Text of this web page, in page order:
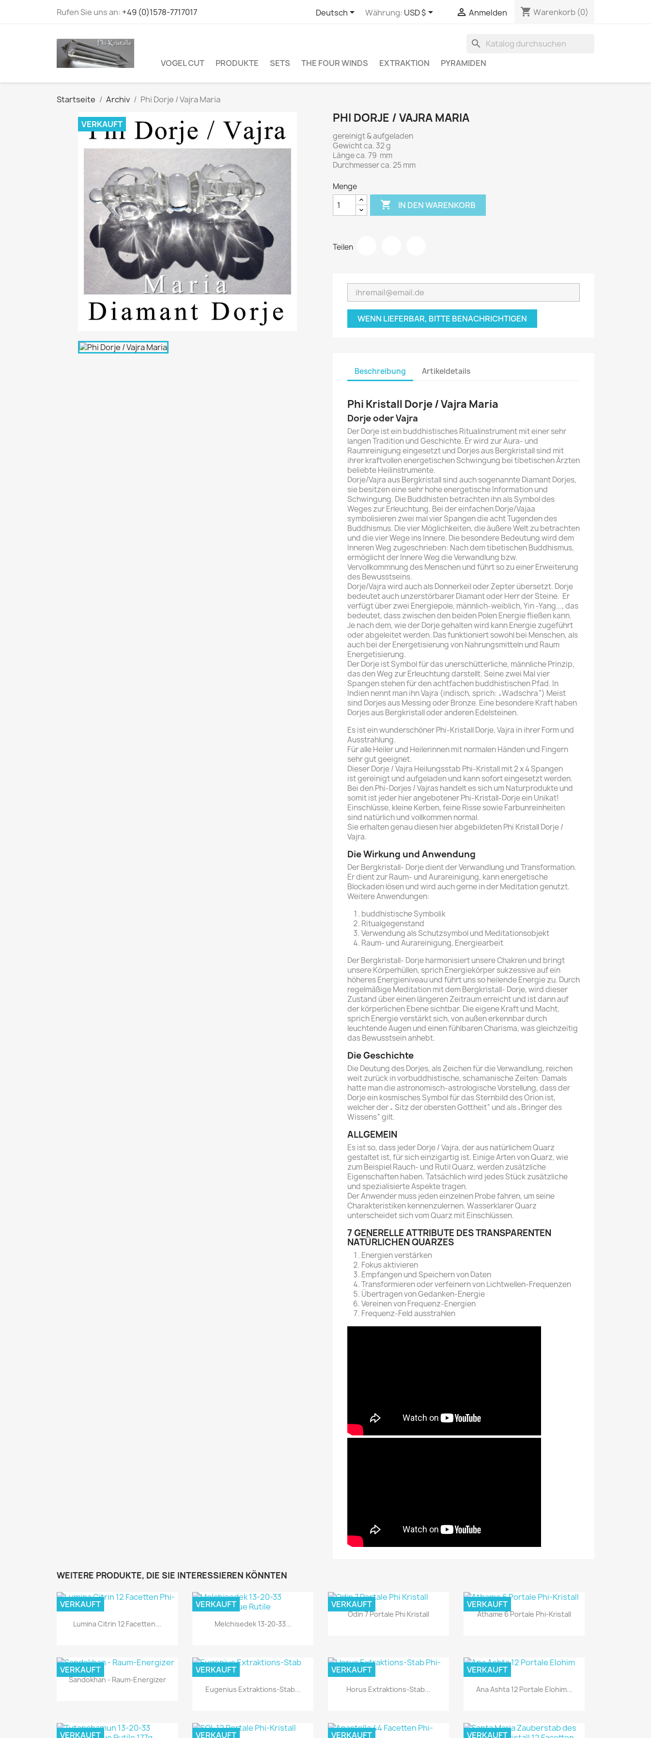
Rufen Sie uns an: +49 (0)1578-7717017 Deutsch Währung: USD $  Anmelden shopping_cart Warenkorb (0)
search
VOGEL CUT PRODUKTE SETS THE FOUR WINDS EXTRAKTION PYRAMIDEN
Startseite Archiv Phi Dorje / Vajra Maria
VERKAUFT PHI DORJE / VAJRA MARIA
gereinigt & aufgeladen
Gewicht ca. 32 g
Länge ca. 79 mm
Durchmesser ca. 25 mm
Menge
 IN DEN WARENKORB
Teilen
WENN LIEFERBAR, BITTE BENACHRICHTIGEN
Beschreibung Artikeldetails
Phi Kristall Dorje / Vajra Maria
Dorje oder Vajra
Der Dorje ist ein buddhistisches Ritualinstrument mit einer sehr
langen Tradition und Geschichte. Er wird zur Aura- und
Raumreinigung eingesetzt und Dorjes aus Bergkristall sind mit
ihrer kraftvollen energetischen Schwingung bei tibetischen Ärzten
beliebte Heilinstrumente.
Dorje/Vajra aus Bergkristall sind auch sogenannte Diamant Dorjes,
sie besitzen eine sehr hohe energetische Information und
Schwingung. Die Buddhisten betrachten ihn als Symbol des
Weges zur Erleuchtung. Bei der einfachen Dorje/Vajaa
symbolisieren zwei mal vier Spangen die acht Tugenden des
Buddhismus. Die vier Möglichkeiten, die äußere Welt zu betrachten
und die vier Wege ins Innere. Die besondere Bedeutung wird dem
Inneren Weg zugeschrieben: Nach dem tibetischen Buddhismus,
ermöglicht der Innere Weg die Verwandlung bzw.
Vervollkommnung des Menschen und führt so zu einer Erweiterung
des Bewusstseins.
Dorje/Vajra wird auch als Donnerkeil oder Zepter übersetzt. Dorje
bedeutet auch unzerstörbarer Diamant oder Herr der Steine. Er
verfügt über zwei Energiepole, männlich-weiblich, Yin -Yang..., das
bedeutet, dass zwischen den beiden Polen Energie fließen kann.
Je nach dem, wie der Dorje gehalten wird kann Energie zugeführt
oder abgeleitet werden. Das funktioniert sowohl bei Menschen, als
auch bei der Energetisierung von Nahrungsmitteln und Raum
Energetisierung.
Der Dorje ist Symbol für das unerschütterliche, männliche Prinzip,
das den Weg zur Erleuchtung darstellt. Seine zwei Mal vier
Spangen stehen für den achtfachen buddhistischen Pfad. In
Indien nennt man ihn Vajra (indisch, sprich: „Wadschra“) Meist
sind Dorjes aus Messing oder Bronze. Eine besondere Kraft haben
Dorjes aus Bergkristall oder anderen Edelsteinen.
Es ist ein wunderschöner Phi-Kristall Dorje, Vajra in ihrer Form und
Ausstrahlung.
Für alle Heiler und Heilerinnen mit normalen Händen und Fingern
sehr gut geeignet.
Dieser Dorje / Vajra Heilungsstab Phi-Kristall mit 2 x 4 Spangen
ist gereinigt und aufgeladen und kann sofort eingesetzt werden.
Bei den Phi-Dorjes / Vajras handelt es sich um Naturprodukte und
somit ist jeder hier angebotener Phi-Kristall-Dorje ein Unikat!
Einschlüsse, kleine Kerben, feine Risse sowie Farbunreinheiten
sind natürlich und vollkommen normal.
Sie erhalten genau diesen hier abgebildeten Phi Kristall Dorje /
Vajra.
Die Wirkung und Anwendung
Der Bergkristall- Dorje dient der Verwandlung und Transformation.
Er dient zur Raum- und Aurareinigung, kann energetische
Blockaden lösen und wird auch gerne in der Meditation genutzt.
Weitere Anwendungen:
buddhistische Symbolik
Ritualgegenstand
Verwendung als Schutzsymbol und Meditationsobjekt
Raum- und Aurareinigung, Energiearbeit
Der Bergkristall- Dorje harmonisiert unsere Chakren und bringt
unsere Körperhüllen, sprich Energiekörper sukzessive auf ein
höheres Energieniveau und führt uns so heilende Energie zu. Durch
regelmäßige Meditation mit dem Bergkristall- Dorje, wird dieser
Zustand über einen längeren Zeitraum erreicht und ist dann auf
der körperlichen Ebene sichtbar. Die eigene Kraft und Macht,
sprich Energie verstärkt sich, von außen erkennbar durch
leuchtende Augen und einen fühlbaren Charisma, was gleichzeitig
das Bewusstsein anhebt.
Die Geschichte
Die Deutung des Dorjes, als Zeichen für die Verwandlung, reichen
weit zurück in vorbuddhistische, schamanische Zeiten: Damals
hatte man die astronomisch-astrologische Vorstellung, dass der
Dorje ein kosmisches Symbol für das Sternbild des Orion ist,
welcher der „ Sitz der obersten Gottheit“ und als „Bringer des
Wissens“ gilt.
ALLGEMEIN
Es ist so, dass jeder Dorje / Vajra, der aus natürlichem Quarz
gestaltet ist, für sich einzigartig ist. Einige Arten von Quarz, wie
zum Beispiel Rauch- und Rutil Quarz, werden zusätzliche
Eigenschaften haben. Tatsächlich wird jedes Stück zusätzliche
und spezialisierte Aspekte tragen.
Der Anwender muss jeden einzelnen Probe fahren, um seine
Charakteristiken kennenzulernen. Wasserklarer Quarz
unterscheidet sich vom Quarz mit Einschlüssen.
7 GENERELLE ATTRIBUTE DES TRANSPARENTEN
NATÜRLICHEN QUARZES
Energien verstärken
Fokus aktivieren
Empfangen und Speichern von Daten
Transformieren oder verfeinern von Lichtwellen-Frequenzen
Übertragen von Gedanken-Energie
Vereinen von Frequenz-Energien
Frequenz-Feld ausstrahlen
WEITERE PRODUKTE, DIE SIE INTERESSIEREN KÖNNTEN
 Vorschau
Lumina Citrin 12 Facetten...
VERKAUFT
Vorschau
Melchisedek 13-20-33...
VERKAUFT
 Vorschau
Odin 7 Portale Phi Kristall
VERKAUFT
 Vorschau
Athame 6 Portale Phi-Kristall
VERKAUFT
Sandokhan - Raum-Energizer
VERKAUFT
Eugenius Extraktions-Stab...
VERKAUFT
Horus Extraktions-Stab...
VERKAUFT
Ana Ashta 12 Portale Elohim...
VERKAUFT
VERKAUFT VERKAUFT VERKAUFT VERKAUFT